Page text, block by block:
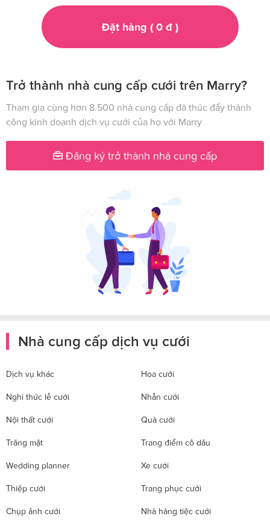
Đặt hàng ( 0đ )
Trở thành nhà cung cấp cưới trên Marry?
Tham gia cùng hơn 8.500 nhà cung cấp đã thúc đẩy thành
công kinh doanh dịch vụ cưới của họ với Marry
Đăng ký trở thành nhà cung cấp
Nhà cung cấp dịch vụ cưới
Dịch vụ khác Hoa cưới
Nghi thức lễ cưới Nhẫn cưới
Nội thất cưới Quà cưới
Trăng mật Trang điểm cô dâu
Wedding planner Xe cưới
Thiệp cưới Trang phục cưới
Chụp ảnh cưới Nhà hàng tiệc cưới